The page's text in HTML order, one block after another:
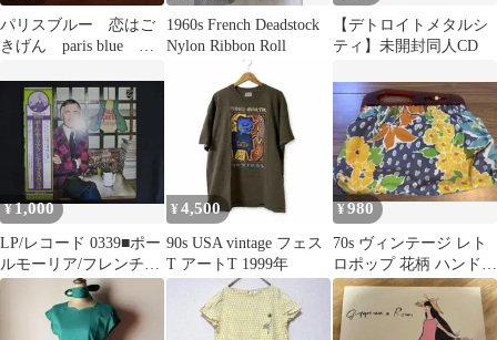
パリスブルー 恋はご
きげん paris blue 見
1960s French Deadstock
Nylon Ribbon Roll
【デトロイトメタルシ
ティ】未開封同人CD
¥1,000
LP/レコード 0339■ポー
ルモーリア/フレンチポ
ップススペシャル/帯
付/PM1
¥ 4,500
90s USA vintage フェス
T アートT 1999年
¥980
70s ヴィンテージ レト
ロポップ 花柄 ハンドバ
ッグ がま口